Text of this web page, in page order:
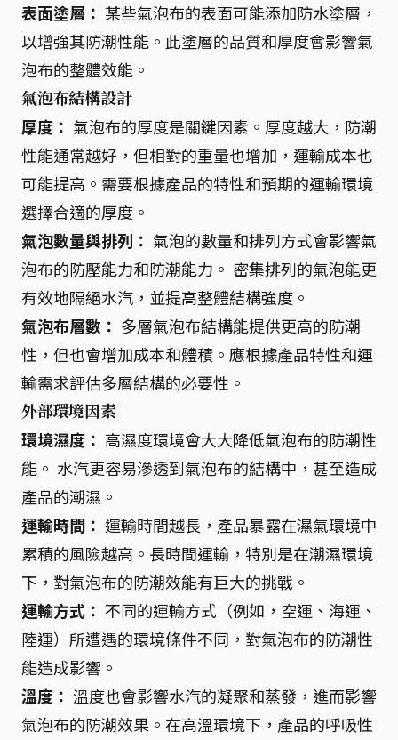
表面塗層： 某些氣泡布的表面可能添加防水塗層，
以增強其防潮性能。此塗層的品質和厚度會影響氣
泡布的整體效能。
氣泡布結構設計
厚度： 氣泡布的厚度是關鍵因素。厚度越大，防潮
性能通常越好，但相對的重量也增加，運輸成本也
可能提高。需要根據產品的特性和預期的運輸環境
選擇合適的厚度。
氣泡數量與排列： 氣泡的數量和排列方式會影響氣
泡布的防壓能力和防潮能力。 密集排列的氣泡能更
有效地隔絕水汽，並提高整體結構強度。
氣泡布層數： 多層氣泡布結構能提供更高的防潮
性，但也會增加成本和體積。應根據產品特性和運
輸需求評估多層結構的必要性。
外部環境因素
環境濕度： 高濕度環境會大大降低氣泡布的防潮性
能。 水汽更容易滲透到氣泡布的結構中，甚至造成
產品的潮濕。
運輸時間： 運輸時間越長，產品暴露在濕氣環境中
累積的風險越高。長時間運輸，特別是在潮濕環境
下，對氣泡布的防潮效能有巨大的挑戰。
運輸方式： 不同的運輸方式（例如，空運、海運、
陸運）所遭遇的環境條件不同，對氣泡布的防潮性
能造成影響。
溫度： 溫度也會影響水汽的凝聚和蒸發，進而影響
氣泡布的防潮效果。在高溫環境下，產品的呼吸性